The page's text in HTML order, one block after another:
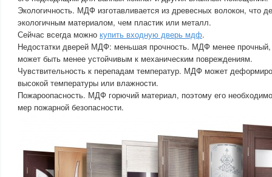
Экологичность. МДФ изготавливается из древесных волокон, что
экологичным материалом, чем пластик или металл.
Сейчас всегда можно купить входную дверь мдф.
Недостатки дверей МДФ: меньшая прочность. МДФ менее прочный,
может быть менее устойчивым к механическим повреждениям.
Чувствительность к перепадам температур. МДФ может
высокой температуры или влажности.
Пожароопасность. МДФ горючий материал, поэтому его
мер пожарной безопасности.